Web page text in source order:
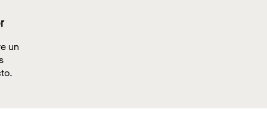
un